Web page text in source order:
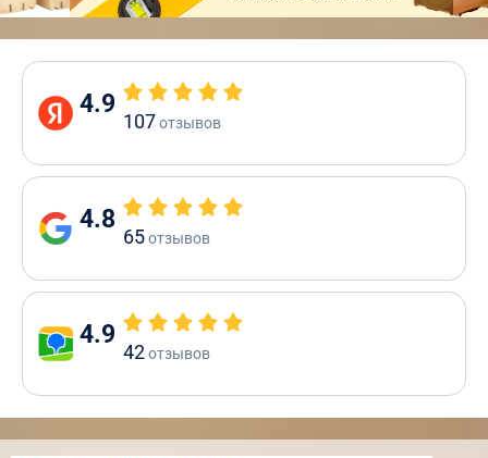
4.9
107отзывов
4.8
65отзывов
4.9
42отзывов